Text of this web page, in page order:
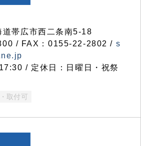
帯広市西二条南5-18
/ FAX：0155-22-2802 / s
/ 定休日：日曜日・祝祭
取付可